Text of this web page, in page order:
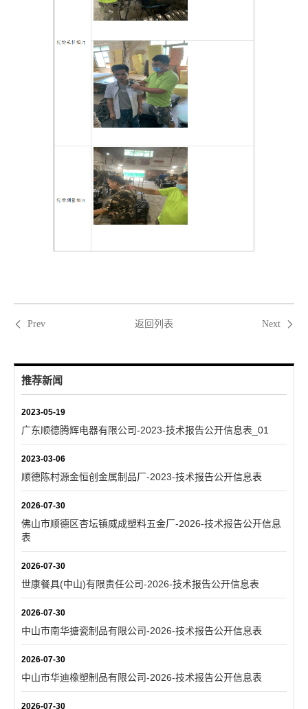
Prev 返回列表 Next
推荐新闻
2023-05-19
广东顺德腾辉电器有限公司-2023-技术报告公开信息表_01
2023-03-06
顺德陈村源金恒创金属制品厂-2023-技术报告公开信息表
2026-07-30
佛山市顺德区杏坛镇威成塑料五金厂-2026-技术报告公开信息
表
2026-07-30
世康餐具(中山)有限责任公司-2026-技术报告公开信息表
2026-07-30
中山市南华搪瓷制品有限公司-2026-技术报告公开信息表
2026-07-30
中山市华迪橡塑制品有限公司-2026-技术报告公开信息表
2026-07-30